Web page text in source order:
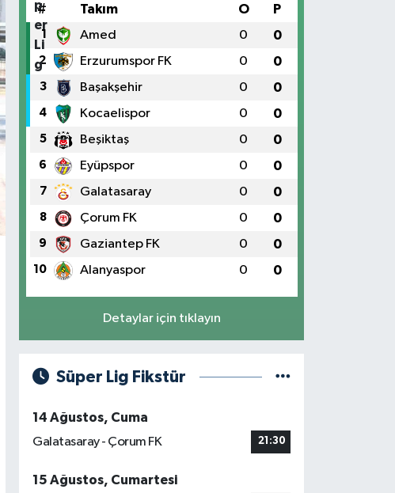
# Takım O P
1 Amed 0 0
2 Erzurumspor FK 0 0
3 Başakşehir 0 0
4 Kocaelispor 0 0
5 Beşiktaş 0 0
6 Eyüpspor 0 0
7 Galatasaray 0 0
8 Çorum FK 0 0
9 Gaziantep FK 0 0
10 Alanyaspor 0 0
Detaylar için tıklayın
Süper Lig Fikstür
14 Ağustos, Cuma
Galatasaray - Çorum FK
21:30
15 Ağustos, Cumartesi